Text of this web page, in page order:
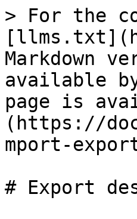
> For the
Markdown
available
page is
(https://
mport-
# Export